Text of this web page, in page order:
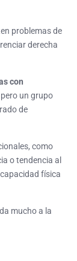
problemas de
derecha
con
pero un grupo
de
como
o tendencia al
física
mucho a la